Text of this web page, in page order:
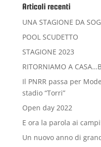
Articoli recenti
UNA STAGIONE DA
POOL SCUDETTO
STAGIONE 2023
RITORNIAMO A
Il PNRR passa per
stadio “Torri”
Open day 2022
E ora la parola ai
Un nuovo anno di